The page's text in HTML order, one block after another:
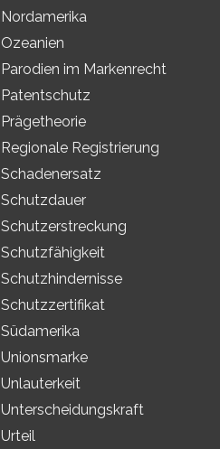
Nordamerika
Ozeanien
Parodien im Markenrecht
Patentschutz
Prägetheorie
Regionale Registrierung
Schadenersatz
Schutzdauer
Schutzerstreckung
Schutzfähigkeit
Schutzhindernisse
Schutzzertifikat
Südamerika
Unionsmarke
Unlauterkeit
Unterscheidungskraft
Urteil